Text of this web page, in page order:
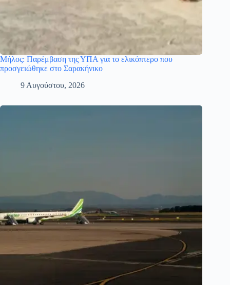
Μήλος: Παρέμβαση της ΥΠΑ για το ελικόπτερο που
προσγειώθηκε στο Σαρακήνικο
9 Αυγούστου, 2026